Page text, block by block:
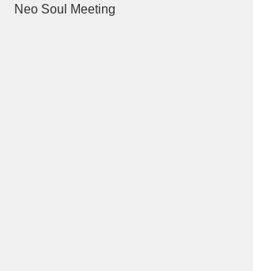
Neo Soul Meeting